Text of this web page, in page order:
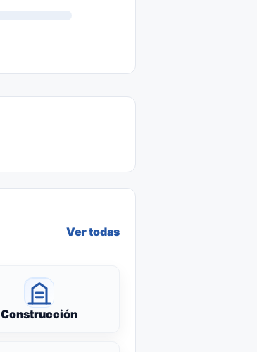
Ver todas
Construcción